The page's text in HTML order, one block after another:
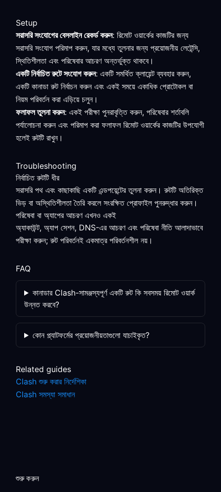
Setup
সরাসরি সংযোগের বেসলাইন রেকর্ড করুন: রিমোট ওয়ার্কের কাজটির জন্য
সরাসরি সংযোগ পরিমাপ করুন, যার মধ্যে তুলনার জন্য প্রয়োজনীয় লেটেন্সি,
স্থিতিশীলতা এবং পরিষেবার আচরণ অন্তর্ভুক্ত থাকবে।
একটি নির্বাচিত রুটে সংযোগ করুন: একটি সমর্থিত ক্লায়েন্ট ব্যবহার করুন,
একটি কানাডা রুট নির্বাচন করুন এবং একই সময়ে একাধিক প্রোটোকল বা
নিয়ম পরিবর্তন করা এড়িয়ে চলুন।
ফলাফল তুলনা করুন: একই পরীক্ষা পুনরাবৃত্তি করুন, পরিষেবার শর্তাবলি
পর্যালোচনা করুন এবং পরিমাপ করা ফলাফল রিমোট ওয়ার্কের কাজটির উপযোগী
হলেই রুটটি রাখুন।
Troubleshooting
নির্বাচিত রুটটি ধীর
সরাসরি পথ এবং কাছাকাছি একটি এন্ডপয়েন্টের তুলনা করুন। রুটটি অতিরিক্ত
ভিড় বা অস্থিতিশীলতা তৈরি করলে সংরক্ষিত প্রোফাইল পুনরুদ্ধার করুন।
পরিষেবা বা অ্যাপের আচরণ এখনও একই
অ্যাকাউন্ট, অ্যাপ সেশন, DNS-এর আচরণ এবং পরিষেবা নীতি আলাদাভাবে
পরীক্ষা করুন; রুট পরিবর্তনই একমাত্র পরিবর্তনশীল নয়।
FAQ
কানাডার Clash-সামঞ্জস্যপূর্ণ একটি রুট কি সবসময় রিমোট ওয়ার্ক
উন্নত করবে?
কোন প্ল্যাটফর্মের প্রয়োজনীয়তাগুলো যাচাইকৃত?
Related guides
Clash শুরু করার নির্দেশিকা
Clash সমস্যা সমাধান
শুরু করুন